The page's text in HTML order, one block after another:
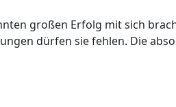
großen Erfolg mit sich
dürfen sie fehlen. Die